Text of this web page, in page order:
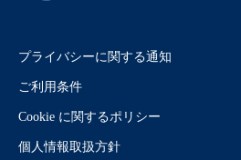
プライバシーに関する通知
ご利用条件
Cookie に関するポリシー
個人情報取扱方針